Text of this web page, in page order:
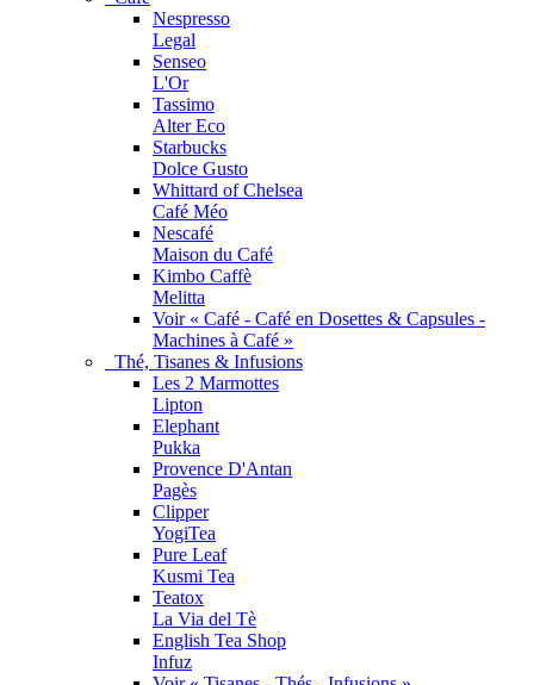
Nespresso
Legal
Senseo
L'Or
Tassimo
Alter Eco
Starbucks
Dolce Gusto
Whittard of Chelsea
Café Méo
Nescafé
Maison du Café
Kimbo Caffè
Melitta
Voir « Café - Café en Dosettes & Capsules -
Machines à Café »
Thé, Tisanes & Infusions
Les 2 Marmottes
Lipton
Elephant
Pukka
Provence D'Antan
Pagès
Clipper
YogiTea
Pure Leaf
Kusmi Tea
Teatox
La Via del Tè
English Tea Shop
Infuz